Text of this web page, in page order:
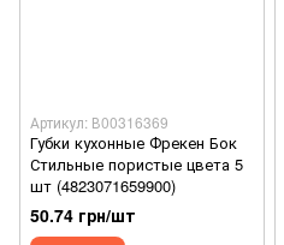
Артикул: В00316369
Губки кухонные Фрекен Бок
Стильные пористые цвета 5
шт (4823071659900)
50.74 грн/шт